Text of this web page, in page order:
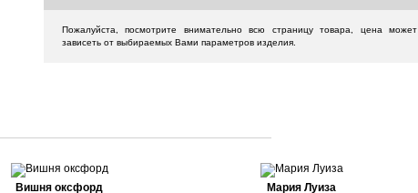
Пожалуйста, посмотрите внимательно всю страницу товара, цена может
зависеть от выбираемых Вами параметров изделия.
Вишня оксфорд Мария Луиза